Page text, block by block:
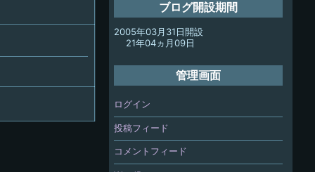
ブログ開設期間
2005年03月31日開設
21年04ヵ月09日
管理画面
ログイン
投稿フィード
コメントフィード